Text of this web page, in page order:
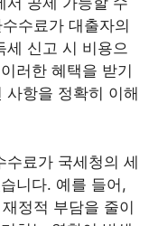
수료가 대출자의
세 신고 시 비용으
러한 혜택을 받기
항을 정확히 이해
수료가 국세청의 세
니다. 예를 들어,
정적 부담을 줄이